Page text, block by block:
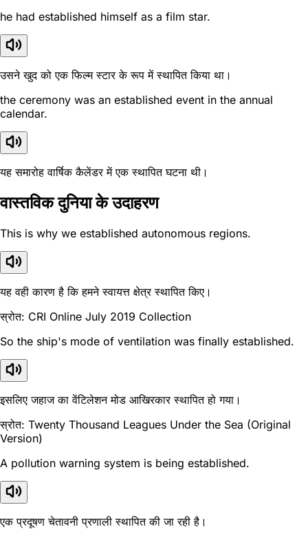
he had established himself as a film star.
उसने खुद को एक फिल्म स्टार के रूप में स्थापित किया था।
the ceremony was an established event in the annual
calendar.
यह समारोह वार्षिक कैलेंडर में एक स्थापित घटना थी।
वास्तविक दुनिया के उदाहरण
This is why we established autonomous regions.
यह वही कारण है कि हमने स्वायत्त क्षेत्र स्थापित किए।
स्रोत: CRI Online July 2019 Collection
So the ship's mode of ventilation was finally established.
इसलिए जहाज का वेंटिलेशन मोड आखिरकार स्थापित हो गया।
स्रोत: Twenty Thousand Leagues Under the Sea (Original
Version)
A pollution warning system is being established.
एक प्रदूषण चेतावनी प्रणाली स्थापित की जा रही है।